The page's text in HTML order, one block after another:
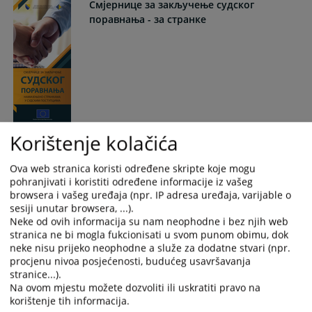
Смјернице за закључење судског
поравнања - за странке
Алтернативно решавање спорова за
пословну заједницу
Шта видите - предрасуде и стереотипи
Korištenje kolačića
Ova web stranica koristi određene skripte koje mogu
pohranjivati i koristiti određene informacije iz vašeg
browsera i vašeg uređaja (npr. IP adresa uređaja, varijable o
sesiji unutar browsera, ...).
Neke od ovih informacija su nam neophodne i bez njih web
stranica ne bi mogla fukcionisati u svom punom obimu, dok
neke nisu prijeko neophodne a služe za dodatne stvari (npr.
procjenu nivoa posjećenosti, budućeg usavršavanja
stranice...).
Na ovom mjestu možete dozvoliti ili uskratiti pravo na
korištenje tih informacija.